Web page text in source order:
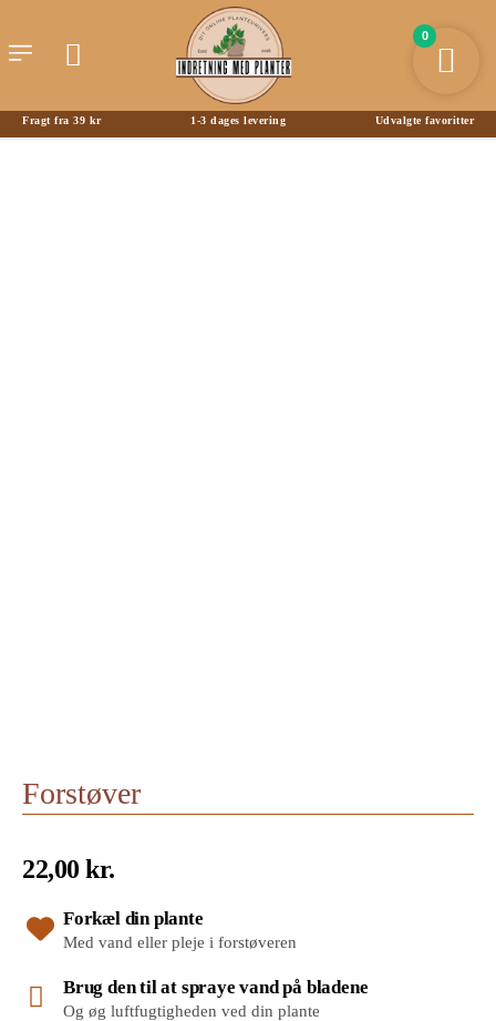
Fragt fra 39 kr 1-3 dages levering Udvalgte favoritter
Forstøver
22,00 kr.
Forkæl din plante
Med vand eller pleje i forstøveren
Brug den til at spraye vand på bladene
Og øg luftfugtigheden ved din plante
0